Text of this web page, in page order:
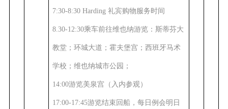
7:30-8:30 Harding 礼宾购物服务时间
8.30-12:30乘车前往维也纳游览：斯蒂芬大
教堂；环城大道；霍夫堡宫； 西班牙马术
学校 ；维也纳城市公园；
14:00游览美泉宫（入内参观）
17:00-17:45游览结束回船，每日例会明日